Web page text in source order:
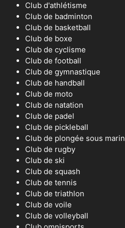
Club d'athlétisme
Club de badminton
Club de basketball
Club de boxe
Club de cyclisme
Club de football
Club de gymnastique
Club de handball
Club de moto
Club de natation
Club de padel
Club de pickleball
Club de plongée sous
Club de rugby
Club de ski
Club de squash
Club de tennis
Club de triathlon
Club de voile
Club de volleyball